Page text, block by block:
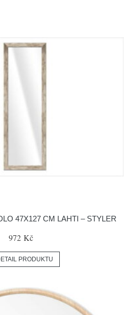
47X127 CM LAHTI – STYLER
972 Kč
PRODUKTU